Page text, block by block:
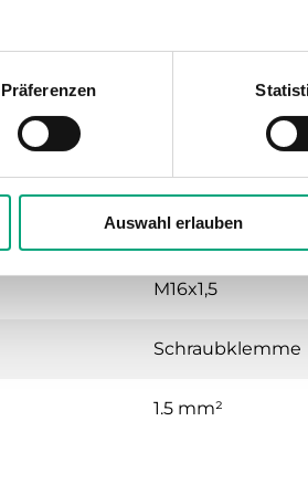
Präferenzen
Auswahl erlauben
-40…50 °C
0.39 kg
M16x1,5
Schraubklemme
1.5 mm²